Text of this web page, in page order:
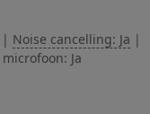
| Noise cancelling: Ja |
Ja